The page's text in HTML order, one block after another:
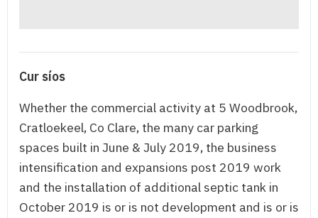
Cur síos
Whether the commercial activity at 5 Woodbrook,
Cratloekeel, Co Clare, the many car parking
spaces built in June & July 2019, the business
intensification and expansions post 2019 work
and the installation of additional septic tank in
October 2019 is or is not development and is or is